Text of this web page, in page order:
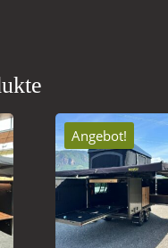
Angebot!